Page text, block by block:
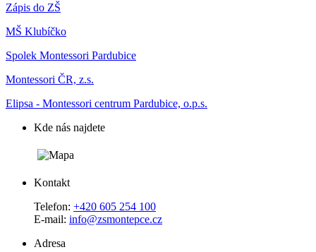
Zápis do ZŠ
MŠ Klubíčko
Spolek Montessori Pardubice
Montessori ČR, z.s.
Elipsa - Montessori centrum Pardubice, o.p.s.
Kde nás najdete
Kontakt
Telefon: +420 605 254 100
E-mail: info@zsmontepce.cz
Adresa